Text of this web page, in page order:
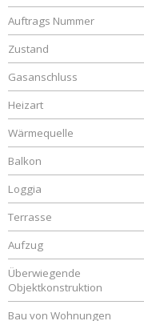
Auftrags Nummer
Zustand
Gasanschluss
Heizart
Wärmequelle
Balkon
Loggia
Terrasse
Aufzug
Überwiegende
Objektkonstruktion
Bau von Wohnungen